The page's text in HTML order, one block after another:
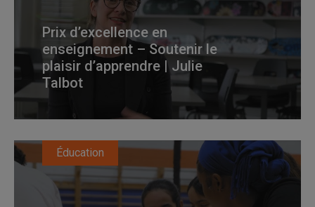
Prix d’excellence en
enseignement – Soutenir le
plaisir d’apprendre | Julie
Talbot
Éducation